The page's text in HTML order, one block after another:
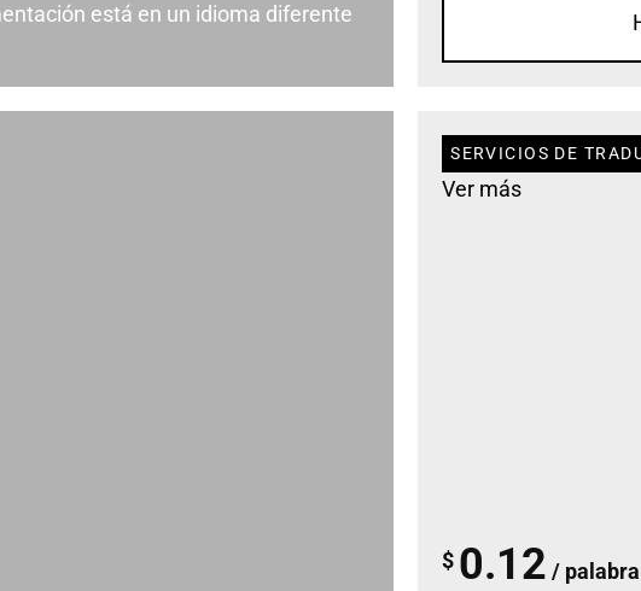
está en un idioma diferente
SERVICIOS DE
Ver más
$ 0.12 / palabra